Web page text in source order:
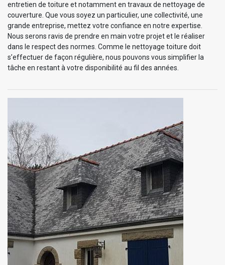
entretien de toiture et notamment en travaux de nettoyage de
couverture. Que vous soyez un particulier, une collectivité, une
grande entreprise, mettez votre confiance en notre expertise.
Nous serons ravis de prendre en main votre projet et le réaliser
dans le respect des normes. Comme le nettoyage toiture doit
s’effectuer de façon régulière, nous pouvons vous simplifier la
tâche en restant à votre disponibilité au fil des années.